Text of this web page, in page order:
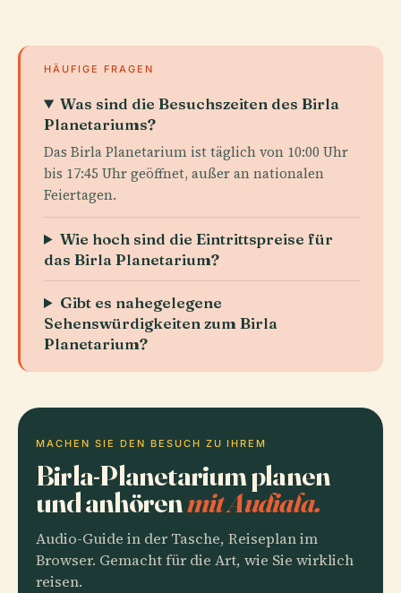
HÄUFIGE FRAGEN
Was sind die Besuchszeiten des Birla
Planetariums?
Das Birla Planetarium ist täglich von 10:00 Uhr
bis 17:45 Uhr geöffnet, außer an nationalen
Feiertagen.
Wie hoch sind die Eintrittspreise für
das Birla Planetarium?
Gibt es nahegelegene
Sehenswürdigkeiten zum Birla
Planetarium?
MACHEN SIE DEN BESUCH ZU IHREM
Birla-Planetarium planen
und anhörenmit Audiala.
Audio-Guide in der Tasche, Reiseplan im
Browser. Gemacht für die Art, wie Sie wirklich
reisen.